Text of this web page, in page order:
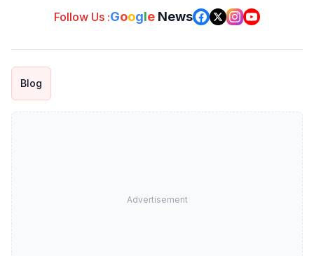
Follow Us :Google News
Blog
Advertisement